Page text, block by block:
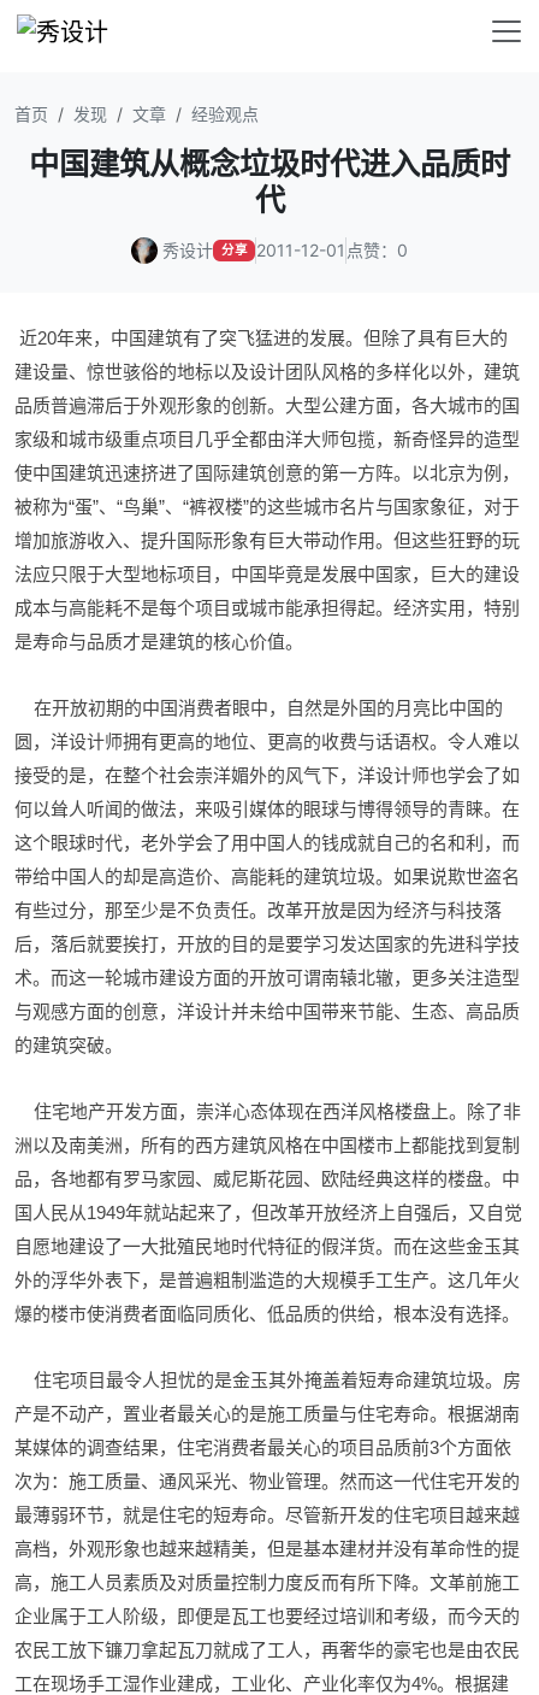
首页 发现 文章 经验观点
中国建筑从概念垃圾时代进入品质时
代
秀设计 分享 2011-12-01 点赞：0
近20年来，中国建筑有了突飞猛进的发展。但除了具有巨大的
建设量、惊世骇俗的地标以及设计团队风格的多样化以外，建筑
品质普遍滞后于外观形象的创新。大型公建方面，各大城市的国
家级和城市级重点项目几乎全都由洋大师包揽，新奇怪异的造型
使中国建筑迅速挤进了国际建筑创意的第一方阵。以北京为例，
被称为“蛋”、“鸟巢”、“裤衩楼”的这些城市名片与国家象征，对于
增加旅游收入、提升国际形象有巨大带动作用。但这些狂野的玩
法应只限于大型地标项目，中国毕竟是发展中国家，巨大的建设
成本与高能耗不是每个项目或城市能承担得起。经济实用，特别
是寿命与品质才是建筑的核心价值。
在开放初期的中国消费者眼中，自然是外国的月亮比中国的
圆，洋设计师拥有更高的地位、更高的收费与话语权。令人难以
接受的是，在整个社会崇洋媚外的风气下，洋设计师也学会了如
何以耸人听闻的做法，来吸引媒体的眼球与博得领导的青睐。在
这个眼球时代，老外学会了用中国人的钱成就自己的名和利，而
带给中国人的却是高造价、高能耗的建筑垃圾。如果说欺世盗名
有些过分，那至少是不负责任。改革开放是因为经济与科技落
后，落后就要挨打，开放的目的是要学习发达国家的先进科学技
术。而这一轮城市建设方面的开放可谓南辕北辙，更多关注造型
与观感方面的创意，洋设计并未给中国带来节能、生态、高品质
的建筑突破。
住宅地产开发方面，崇洋心态体现在西洋风格楼盘上。除了非
洲以及南美洲，所有的西方建筑风格在中国楼市上都能找到复制
品，各地都有罗马家园、威尼斯花园、欧陆经典这样的楼盘。中
国人民从1949年就站起来了，但改革开放经济上自强后，又自觉
自愿地建设了一大批殖民地时代特征的假洋货。而在这些金玉其
外的浮华外表下，是普遍粗制滥造的大规模手工生产。这几年火
爆的楼市使消费者面临同质化、低品质的供给，根本没有选择。
住宅项目最令人担忧的是金玉其外掩盖着短寿命建筑垃圾。房
产是不动产，置业者最关心的是施工质量与住宅寿命。根据湖南
某媒体的调查结果，住宅消费者最关心的项目品质前3个方面依
次为：施工质量、通风采光、物业管理。然而这一代住宅开发的
最薄弱环节，就是住宅的短寿命。尽管新开发的住宅项目越来越
高档，外观形象也越来越精美，但是基本建材并没有革命性的提
高，施工人员素质及对质量控制力度反而有所下降。文革前施工
企业属于工人阶级，即便是瓦工也要经过培训和考级，而今天的
农民工放下镰刀拿起瓦刀就成了工人，再奢华的豪宅也是由农民
工在现场手工湿作业建成，工业化、产业化率仅为4%。根据建